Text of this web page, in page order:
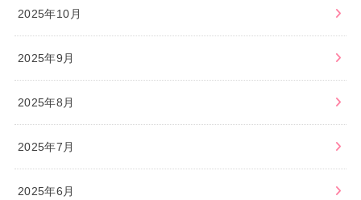
2025年10月
2025年9月
2025年8月
2025年7月
2025年6月